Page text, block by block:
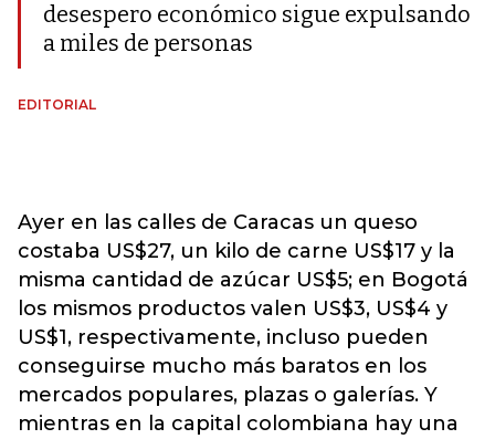
desespero económico sigue expulsando
a miles de personas
EDITORIAL
Ayer en las calles de Caracas un queso
costaba US$27, un kilo de carne US$17 y la
misma cantidad de azúcar US$5; en Bogotá
los mismos productos valen US$3, US$4 y
US$1, respectivamente, incluso pueden
conseguirse mucho más baratos en los
mercados populares, plazas o galerías. Y
mientras en la capital colombiana hay una